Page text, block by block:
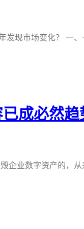
发现市场变化？ 一
成必然趋
企业数字资产的，